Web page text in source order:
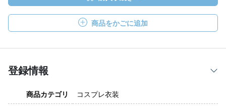
商品をかごに追加
登録情報
商品カテゴリ
コスプレ衣装